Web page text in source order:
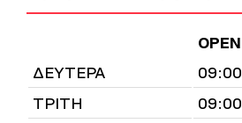
OPEN
ΔΕΥΤΕΡΑ
09:00
ΤΡΙΤΗ
09:00